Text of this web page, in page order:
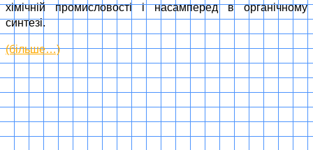
хімічній промисловості і насамперед в органічному
синтезі.
(більше…)